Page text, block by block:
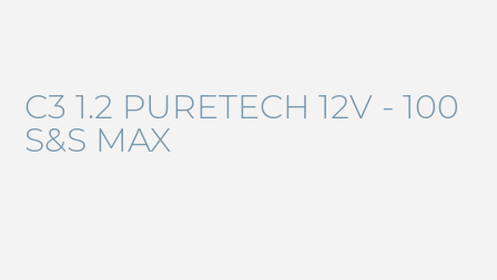
C3 1.2 PURETECH 12V - 100
S&S MAX